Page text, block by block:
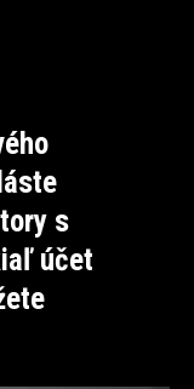
s
účet